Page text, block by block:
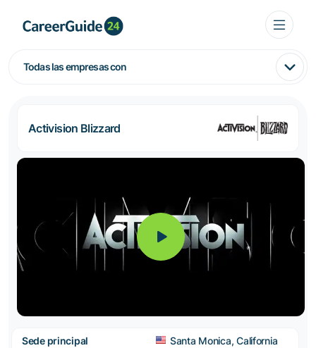
Todas las empresas con
Activision Blizzard
Sede principal Santa Monica, California